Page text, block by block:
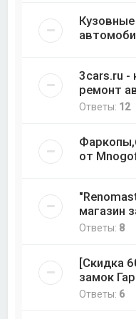
3cars.ru -
ремонт
Ответы: 12
от
магазин
Ответы: 8
[Скидка
замок
Ответы: 6